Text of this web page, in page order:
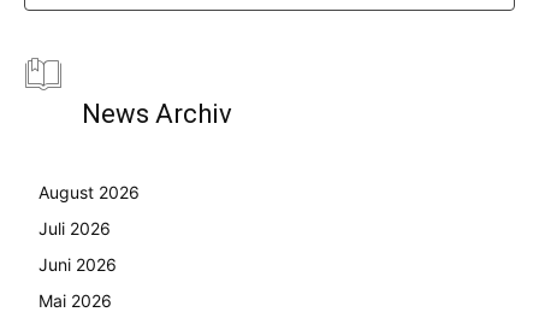
News Archiv
August 2026
Juli 2026
Juni 2026
Mai 2026